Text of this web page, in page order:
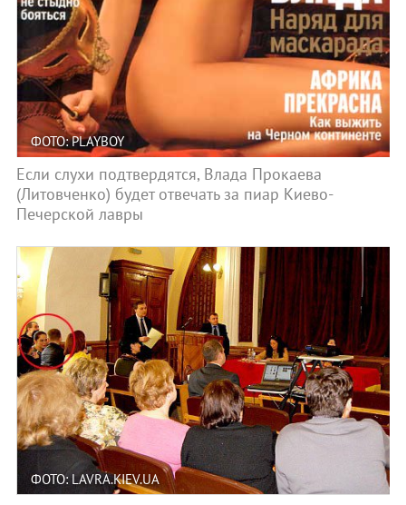
ФОТО: PLAYBOY
Если слухи подтвердятся, Влада Прокаева
(Литовченко) будет отвечать за пиар Киево-
Печерской лавры
ФОТО: LAVRA.KIEV.UA